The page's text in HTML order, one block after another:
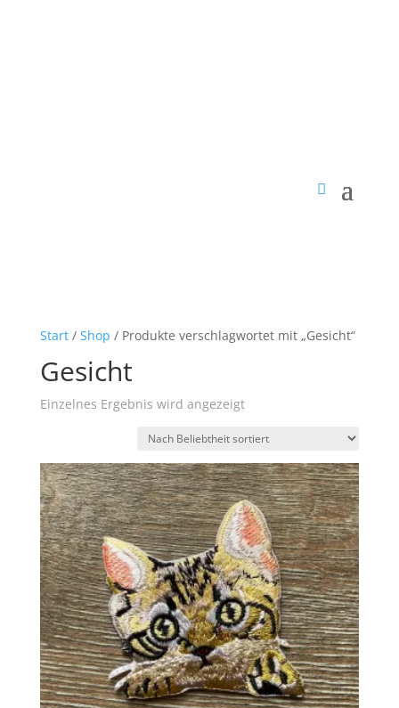
Start/ Shop / Produkte verschlagwortet mit „Gesicht“
Gesicht
Einzelnes Ergebnis wird angezeigt